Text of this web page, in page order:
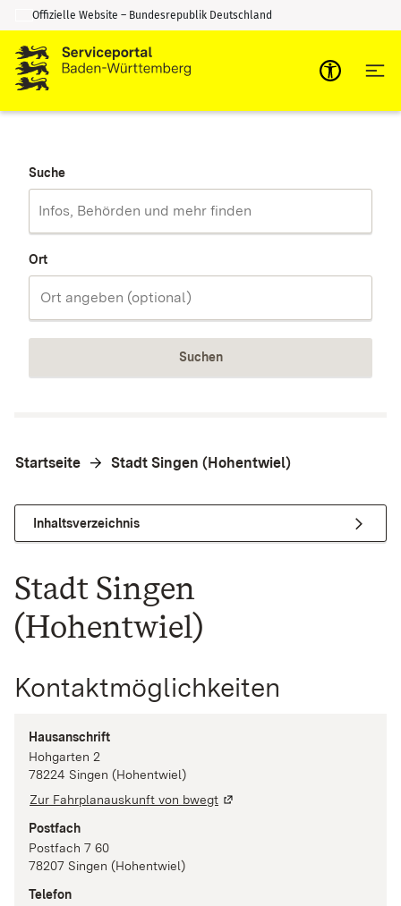
Zum Inhalt springen
Zur Suche springen
Offizielle Website – Bundesrepublik Deutschland
Suche
Ort
Suchen
Startseite Stadt Singen (Hohentwiel)
Inhaltsverzeichnis
Stadt Singen
(Hohentwiel)
Kontaktmöglichkeiten
Hausanschrift
Hohgarten 2
78224 Singen (Hohentwiel)
Zur Fahrplanauskunft von bwegt
Postfach
Postfach 7 60
78207 Singen (Hohentwiel)
Telefon